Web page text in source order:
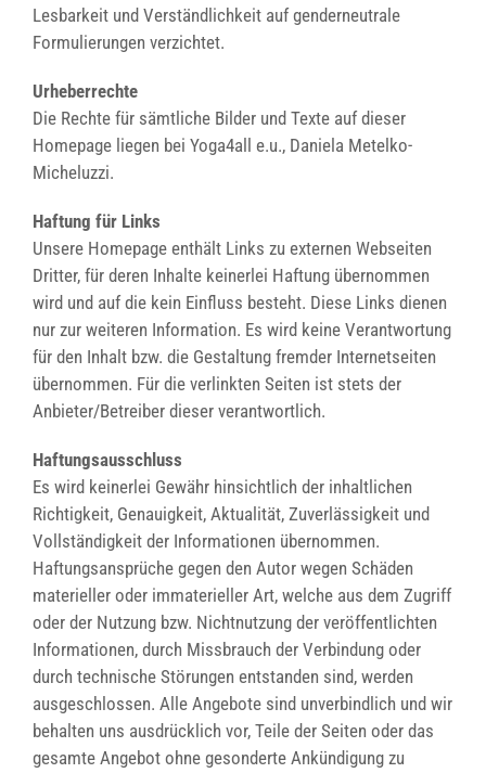
Lesbarkeit und Verständlichkeit auf genderneutrale
Formulierungen verzichtet.
Urheberrechte
Die Rechte für sämtliche Bilder und Texte auf dieser
Homepage liegen bei Yoga4all e.u., Daniela Metelko-
Micheluzzi.
Haftung für Links
Unsere Homepage enthält Links zu externen Webseiten
Dritter, für deren Inhalte keinerlei Haftung übernommen
wird und auf die kein Einfluss besteht. Diese Links dienen
nur zur weiteren Information. Es wird keine Verantwortung
für den Inhalt bzw. die Gestaltung fremder Internetseiten
übernommen. Für die verlinkten Seiten ist stets der
Anbieter/Betreiber dieser verantwortlich.
Haftungsausschluss
Es wird keinerlei Gewähr hinsichtlich der inhaltlichen
Richtigkeit, Genauigkeit, Aktualität, Zuverlässigkeit und
Vollständigkeit der Informationen übernommen.
Haftungsansprüche gegen den Autor wegen Schäden
materieller oder immaterieller Art, welche aus dem Zugriff
oder der Nutzung bzw. Nichtnutzung der veröffentlichten
Informationen, durch Missbrauch der Verbindung oder
durch technische Störungen entstanden sind, werden
ausgeschlossen. Alle Angebote sind unverbindlich und wir
behalten uns ausdrücklich vor, Teile der Seiten oder das
gesamte Angebot ohne gesonderte Ankündigung zu